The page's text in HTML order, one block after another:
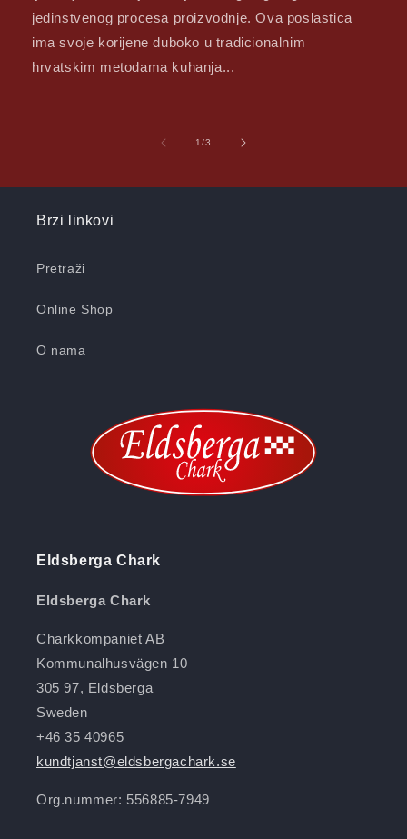
jedinstvenog procesa proizvodnje. Ova poslastica
ima svoje korijene duboko u tradicionalnim
hrvatskim metodama kuhanja...
1/of
3
Brzi linkovi
Pretraži
Online Shop
O nama
Eldsberga Chark
Eldsberga Chark
Charkkompaniet AB
Kommunalhusvägen 10
305 97, Eldsberga
Sweden
+46 35 40965
kundtjanst@eldsbergachark.se
Org.nummer: 556885-7949